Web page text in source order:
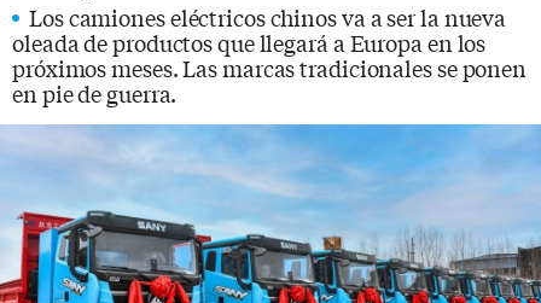
Los camiones eléctricos chinos va a ser la nueva
oleada de productos que llegará a Europa en los
próximos meses. Las marcas tradicionales se ponen
en pie de guerra.